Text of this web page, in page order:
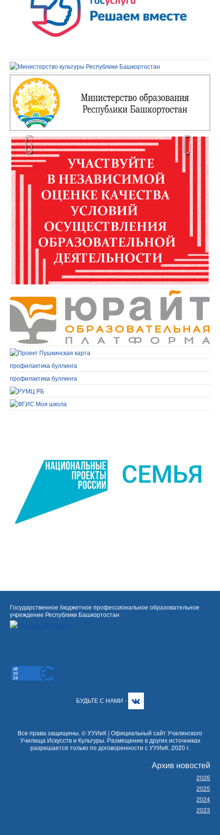
профилактика буллинга
профилактика буллинга
Государственное бюджетное профессиональное образовательное
учреждение Республики Башкортостан
БУДЬТЕ С НАМИ -
Все права защищены. © УУИиК | Официальный сайт Учалинского
Училища Искусств и Культуры. Размещение в других источниках
разрешается только по договоренности с УУИиК. 2020 г.
Архив новостей
2026
2025
2024
2023